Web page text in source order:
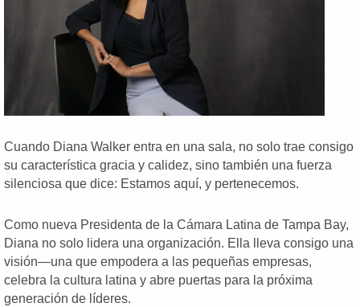
Cuando Diana Walker entra en una sala, no solo trae consigo
su característica gracia y calidez, sino también una fuerza
silenciosa que dice: Estamos aquí, y pertenecemos.
Como nueva Presidenta de la Cámara Latina de Tampa Bay,
Diana no solo lidera una organización. Ella lleva consigo una
visión—una que empodera a las pequeñas empresas,
celebra la cultura latina y abre puertas para la próxima
generación de líderes.